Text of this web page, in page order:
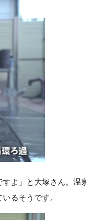
すよ」と大塚さん。温
るそうです。